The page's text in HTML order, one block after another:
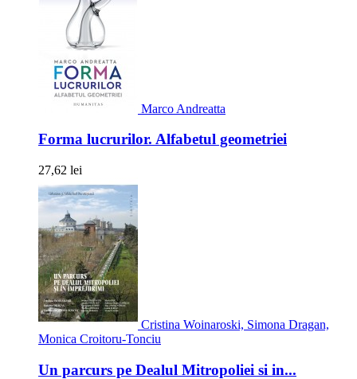
Marco Andreatta
Forma lucrurilor. Alfabetul geometriei
27,62 lei
Cristina Woinaroski, Simona Dragan,
Monica Croitoru-Tonciu
Un parcurs pe Dealul Mitropoliei si in...